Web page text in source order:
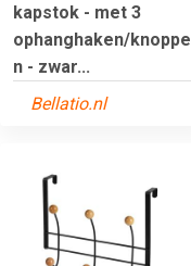
kapstok - met 3
ophanghaken/knoppe
n - zwar...
Bellatio.nl